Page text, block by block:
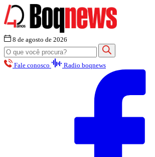
8 de agosto de 2026
Fale conosco Radio boqnews